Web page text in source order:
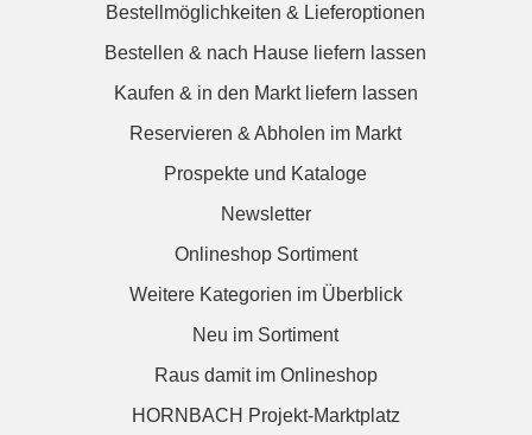
Bestellmöglichkeiten & Lieferoptionen
Bestellen & nach Hause liefern lassen
Kaufen & in den Markt liefern lassen
Reservieren & Abholen im Markt
Prospekte und Kataloge
Newsletter
Onlineshop Sortiment
Weitere Kategorien im Überblick
Neu im Sortiment
Raus damit im Onlineshop
HORNBACH Projekt-Marktplatz